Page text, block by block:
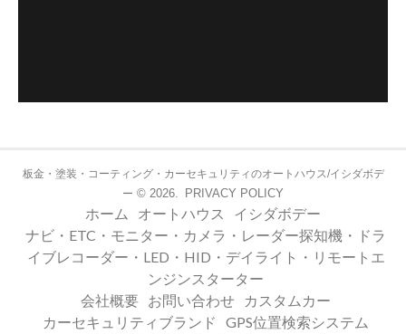
板金・塗装・コーティング・カーセキュリティのオートハウス/イシダボデ
ー © 2026. PRIVACY POLICY
ホーム オートハウス
イシダボデー
ナビ・ETC・モニター・カメラ・レーダー探知機・ドラ
イブレコーダー・LED・HID・デイライト・リモートエ
ンジンスターター
会社概要 お問い合わせ
カスタムカー
カーセキュリティブランド
GPS位置検索システム